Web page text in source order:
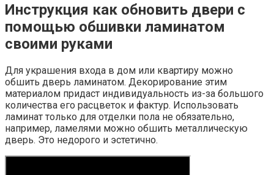
Инструкция как обновить двери с
помощью обшивки ламинатом
своими руками
Для украшения входа в дом или квартиру можно
обшить дверь ламинатом. Декорирование этим
материалом придаст индивидуальность из-за большого
количества его расцветок и фактур. Использовать
ламинат только для отделки пола не обязательно,
например, ламелями можно обшить металлическую
дверь. Это недорого и эстетично.